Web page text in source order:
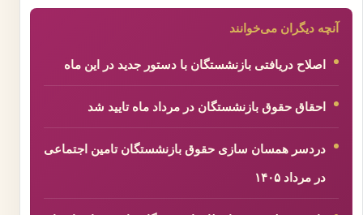
آنچه دیگران می‌خوانند
اصلاح دریافتی بازنشستگان با دستور جدید در این ماه
احقاق حقوق بازنشستگان در مرداد ماه تایید شد
دردسر همسان سازی حقوق بازنشستگان تامین اجتماعی
در مرداد ۱۴۰۵